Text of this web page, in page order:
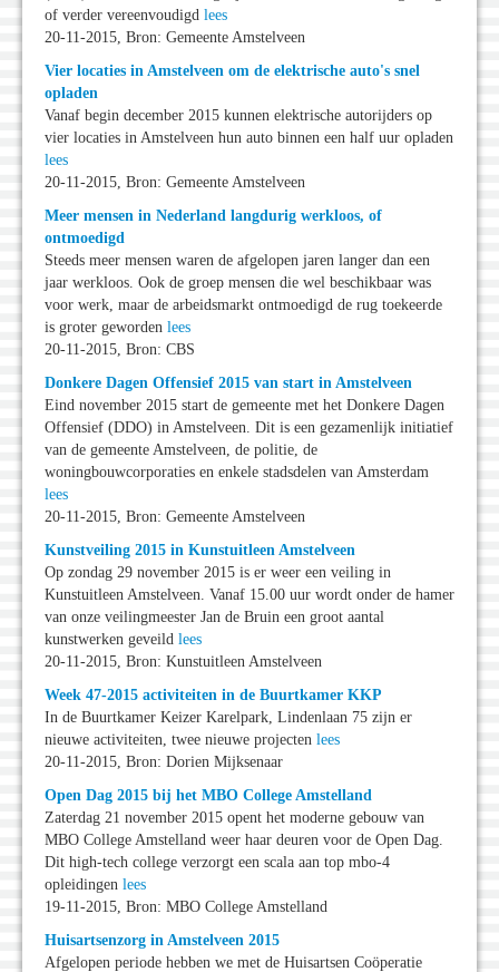
of verder vereenvoudigd lees
20-11-2015, Bron: Gemeente Amstelveen
Vier locaties in Amstelveen om de elektrische auto's snel
opladen
Vanaf begin december 2015 kunnen elektrische autorijders op
vier locaties in Amstelveen hun auto binnen een half uur opladen
lees
20-11-2015, Bron: Gemeente Amstelveen
Meer mensen in Nederland langdurig werkloos, of
ontmoedigd
Steeds meer mensen waren de afgelopen jaren langer dan een
jaar werkloos. Ook de groep mensen die wel beschikbaar was
voor werk, maar de arbeidsmarkt ontmoedigd de rug toekeerde
is groter geworden lees
20-11-2015, Bron: CBS
Donkere Dagen Offensief 2015 van start in Amstelveen
Eind november 2015 start de gemeente met het Donkere Dagen
Offensief (DDO) in Amstelveen. Dit is een gezamenlijk initiatief
van de gemeente Amstelveen, de politie, de
woningbouwcorporaties en enkele stadsdelen van Amsterdam
lees
20-11-2015, Bron: Gemeente Amstelveen
Kunstveiling 2015 in Kunstuitleen Amstelveen
Op zondag 29 november 2015 is er weer een veiling in
Kunstuitleen Amstelveen. Vanaf 15.00 uur wordt onder de hamer
van onze veilingmeester Jan de Bruin een groot aantal
kunstwerken geveild lees
20-11-2015, Bron: Kunstuitleen Amstelveen
Week 47-2015 activiteiten in de Buurtkamer KKP
In de Buurtkamer Keizer Karelpark, Lindenlaan 75 zijn er
nieuwe activiteiten, twee nieuwe projecten lees
20-11-2015, Bron: Dorien Mijksenaar
Open Dag 2015 bij het MBO College Amstelland
Zaterdag 21 november 2015 opent het moderne gebouw van
MBO College Amstelland weer haar deuren voor de Open Dag.
Dit high-tech college verzorgt een scala aan top mbo-4
opleidingen lees
19-11-2015, Bron: MBO College Amstelland
Huisartsenzorg in Amstelveen 2015
Afgelopen periode hebben we met de Huisartsen Coöperatie